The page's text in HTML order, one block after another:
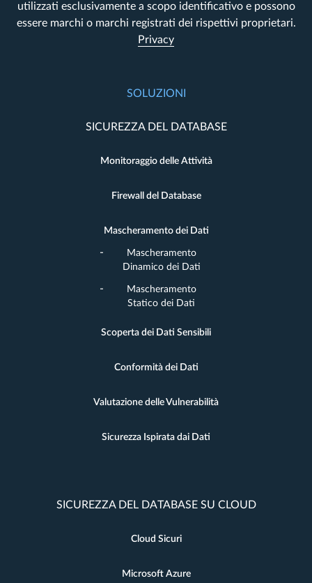
utilizzati esclusivamente a scopo identificativo e possono
essere marchi o marchi registrati dei rispettivi proprietari.
Privacy
SOLUZIONI
SICUREZZA DEL DATABASE
Monitoraggio delle Attività
Firewall del Database
Mascheramento dei Dati
Mascheramento
Dinamico dei Dati
Mascheramento
Statico dei Dati
Scoperta dei Dati Sensibili
Conformità dei Dati
Valutazione delle Vulnerabilità
Sicurezza Ispirata dai Dati
SICUREZZA DEL DATABASE SU CLOUD
Cloud Sicuri
Microsoft Azure